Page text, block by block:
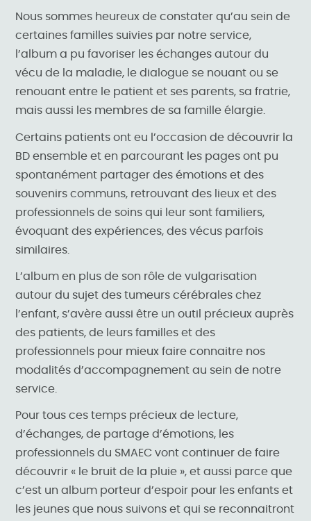
Nous sommes heureux de constater qu’au sein de
certaines familles suivies par notre service,
l’album a pu favoriser les échanges autour du
vécu de la maladie, le dialogue se nouant ou se
renouant entre le patient et ses parents, sa fratrie,
mais aussi les membres de sa famille élargie.
Certains patients ont eu l’occasion de découvrir la
BD ensemble et en parcourant les pages ont pu
spontanément partager des émotions et des
souvenirs communs, retrouvant des lieux et des
professionnels de soins qui leur sont familiers,
évoquant des expériences, des vécus parfois
similaires.
L’album en plus de son rôle de vulgarisation
autour du sujet des tumeurs cérébrales chez
l’enfant, s’avère aussi être un outil précieux auprès
des patients, de leurs familles et des
professionnels pour mieux faire connaitre nos
modalités d’accompagnement au sein de notre
service.
Pour tous ces temps précieux de lecture,
d’échanges, de partage d’émotions, les
professionnels du SMAEC vont continuer de faire
découvrir « le bruit de la pluie », et aussi parce que
c’est un album porteur d’espoir pour les enfants et
les jeunes que nous suivons et qui se reconnaitront